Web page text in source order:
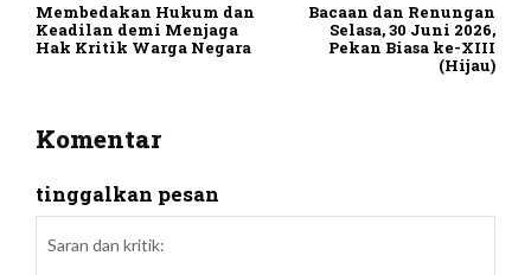
Membedakan Hukum dan
Keadilan demi Menjaga
Hak Kritik Warga Negara
Bacaan dan Renungan
Selasa, 30 Juni 2026,
Pekan Biasa ke-XIII
(Hijau)
Komentar
tinggalkan pesan